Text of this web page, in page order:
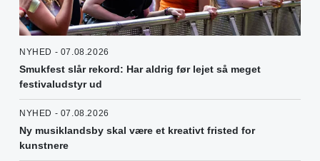
NYHED - 07.08.2026
Smukfest slår rekord: Har aldrig før lejet så meget
festivaludstyr ud
NYHED - 07.08.2026
Ny musiklandsby skal være et kreativt fristed for
kunstnere